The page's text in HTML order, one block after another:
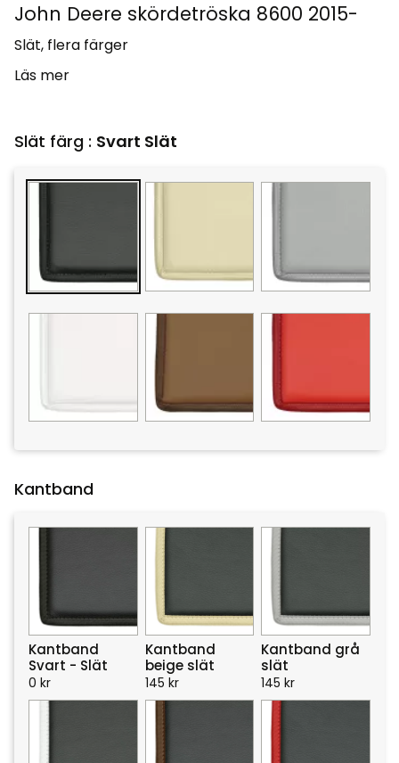
John Deere skördetröska 8600 2015-
Slät, flera färger
Läs mer
Slät färg : Svart Slät
Kantband
Kantband
Svart - Slät
0 kr
Kantband
beige slät
145 kr
Kantband grå
slät
145 kr